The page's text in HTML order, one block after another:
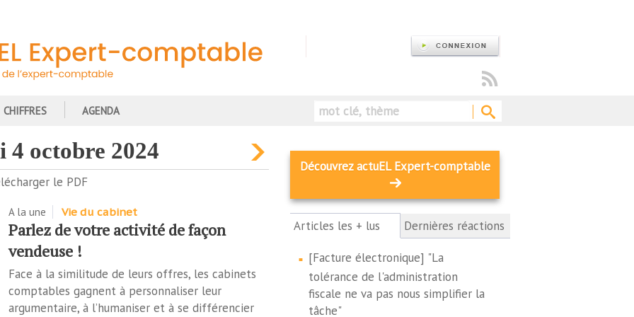
CHIFFRES AGENDA Rechercher
4 octobre 2024
le PDF
A la une Vie du cabinet
Parlez de votre activité de façon
vendeuse !
Face à la similitude de leurs offres, les cabinets
comptables gagnent à personnaliser leur
argumentaire, à l’humaniser et à se différencier
Découvrez actuEL Expert-comptable
Articles les + lus (onglet
actif)
Dernières réactions
[Facture électronique] "La
tolérance de l'administration
fiscale ne va pas nous simplifier la
tâche"